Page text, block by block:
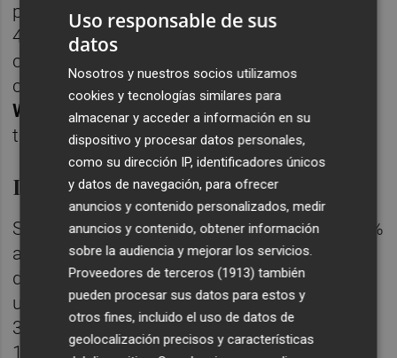
plataforma más usada esYoutube
43% de adeptos entre los jubilados, de los
cuales, el 76% entra una vez a la semana
como mínimo. Además, el 70% tiene
WhatsAppen su teléfono y el 20% habla a
través deSkype.
Ingresos
Sobre las condiciones de la jubilación, el 44%
asegura se retiró de forma "ordinaria", es
decir, justo al cumplir 65 años, mientras que
un 50% se jubiló de forma anticipada, un
39% se jubiló entre los 60 y los 64 años, el
11% antes de los 60 y el 6% se jubiló con
Uso responsable de sus
datos
Nosotros y nuestros socios utilizamos
cookies y tecnologías similares para
almacenar y acceder a información en su
dispositivo y procesar datos personales,
como su dirección IP, identificadores únicos
y datos de navegación, para ofrecer
anuncios y contenido personalizados, medir
anuncios y contenido, obtener información
sobre la audiencia y mejorar los servicios.
Proveedores de terceros (1913) también
pueden procesar sus datos para estos y
otros fines, incluido el uso de datos de
geolocalización precisos y características